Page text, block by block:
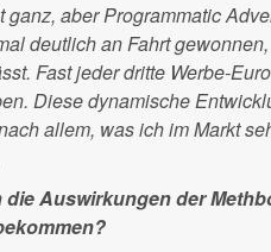
aber Programmatic
deutlich an Fahrt
Fast jeder dritte Werbe-
Diese dynamische
allem, was ich im Markt
Auswirkungen der